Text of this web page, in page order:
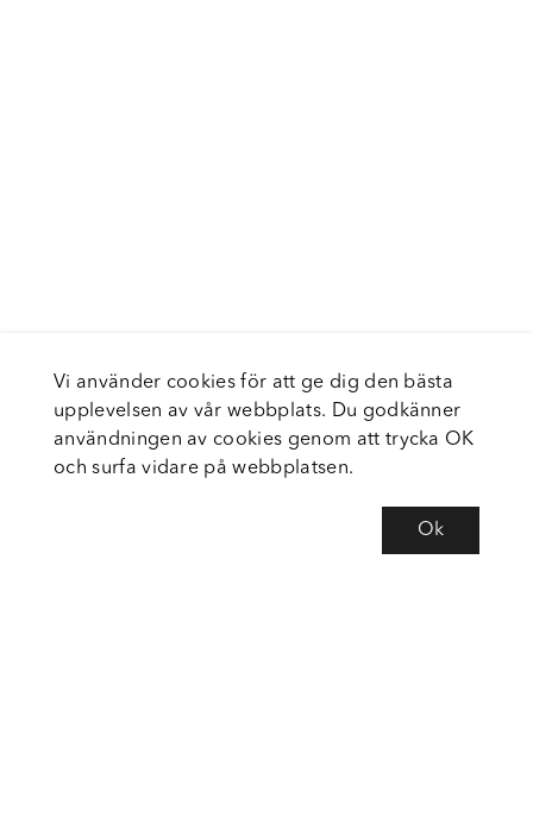
Vi använder cookies för att ge dig den bästa
upplevelsen av vår webbplats. Du godkänner
användningen av cookies genom att trycka OK
och surfa vidare på webbplatsen.
Ok